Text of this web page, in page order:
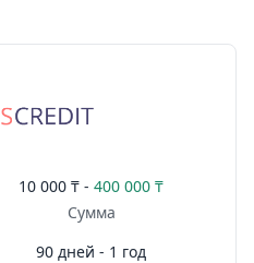
10 000 ₸ - 400 000 ₸
Сумма
90 дней - 1 год